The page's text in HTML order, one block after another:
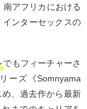
アフリカにおける
ンターセックスの
でもフィーチャーさ
ーズ《Somnyama
、過去作から最新